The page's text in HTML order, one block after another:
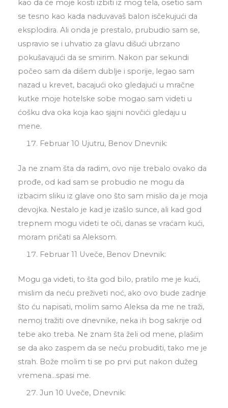
kao da će moje kosti izbiti iz mog tela, osetio sam
se tesno kao kada naduvavaš balon isčekujući da
eksplodira. Ali onda je prestalo, prubudio sam se,
uspravio se i uhvatio za glavu dišući ubrzano
pokušavajući da se smirim. Nakon par sekundi
počeo sam da dišem dublje i sporije, legao sam
nazad u krevet, bacajući oko gledajući u mračne
kutke moje hotelske sobe mogao sam videti u
ćošku dva oka koja kao sjajni novčići gledaju u
mene.
Februar 10 Ujutru, Benov Dnevnik:
Ja ne znam šta da radim, ovo nije trebalo ovako da
prođe, od kad sam se probudio ne mogu da
izbacim sliku iz glave ono što sam mislio da je moja
devojka. Nestalo je kad je izašlo sunce, ali kad god
trepnem mogu videti te oči, danas se vraćam kući,
moram pričati sa Aleksom.
Februar 11 Uveče, Benov Dnevnik:
Mogu ga videti, to šta god bilo, pratilo me je kući,
mislim da neću preživeti noć, ako ovo bude zadnje
što ću napisati, molim samo Aleksa da me ne traži,
nemoj tražiti ove dnevnike, neka ih bog sakrije od
tebe ako treba. Ne znam šta želi od mene, plašim
se da ako zaspem da se neću probuditi, tako me je
strah. Bože molim ti se po prvi put nakon dužeg
vremena…spasi me.
Jun 10 Uveče, Dnevnik: